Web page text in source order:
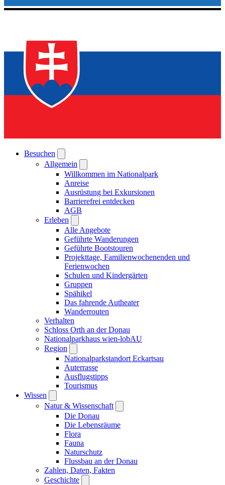
Besuchen
Allgemein
Willkommen im Nationalpark
Anreise
Ausrüstung bei Exkursionen
Barrierefrei entdecken
AGB
Erleben
Alle Angebote
Geführte Wanderungen
Geführte Bootstouren
Projekttage, Familienwochenenden und
Ferienwochen
Schulen und Kindergärten
Gruppen
Spähikel
Das fahrende Autheater
Wanderrouten
Verhalten
Schloss Orth an der Donau
Nationalparkhaus wien-lobAU
Region
Nationalparkstandort Eckartsau
Auterrasse
Ausflugstipps
Tourismus
Wissen
Natur & Wissenschaft
Die Donau
Die Lebensräume
Flora
Fauna
Naturschutz
Flussbau an der Donau
Zahlen, Daten, Fakten
Geschichte